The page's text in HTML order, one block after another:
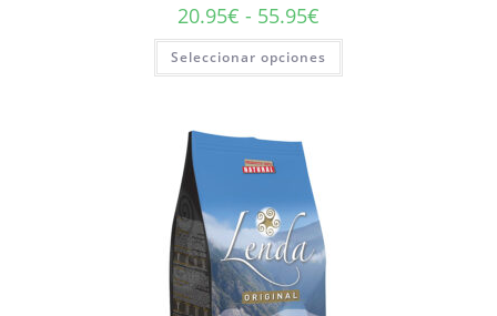
20.95€ - 55.95€
Seleccionar opciones